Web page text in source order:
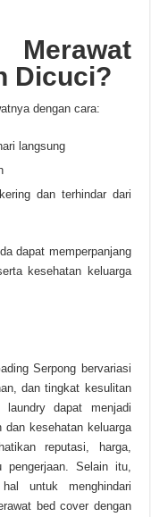
Merawat
Dicuci?
dengan cara:
langsung
dan terhindar dari
dapat memperpanjang
kesehatan keluarga
Serpong bervariasi
dan tingkat kesulitan
laundry dapat menjadi
kesehatan keluarga
reputasi, harga,
pengerjaan. Selain itu,
untuk menghindari
bed cover dengan